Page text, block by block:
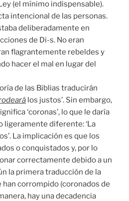
(el mínimo indispensable).
intencional de las personas.
deliberadamente en
de Di-s. No eran
flagrantemente rebeldes y
hacer el mal en lugar del
de las Biblias traducirán
los justos’. Sin embargo,
‘coronas’, lo que le daría
ligeramente diferente: ‘La
La implicación es que los
o conquistados y, por lo
correctamente debido a un
la primera traducción de la
han corrompido (coronados de
hay una decadencia